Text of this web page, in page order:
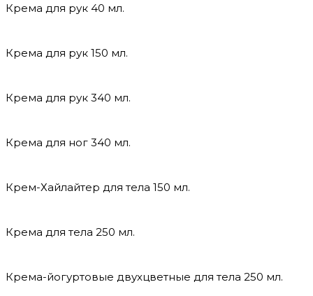
Крема для рук 40 мл.
Крема для рук 150 мл.
Крема для рук 340 мл.
Крема для ног 340 мл.
Крем-Хайлайтер для тела 150 мл.
Крема для тела 250 мл.
Крема-йогуртовые двухцветные для тела 250 мл.